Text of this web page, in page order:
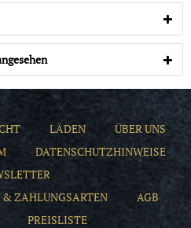
LÄDEN
ÜBER UNS
DATENSCHUTZHINWEISE
ZAHLUNGSARTEN
AGB
PREISLISTE